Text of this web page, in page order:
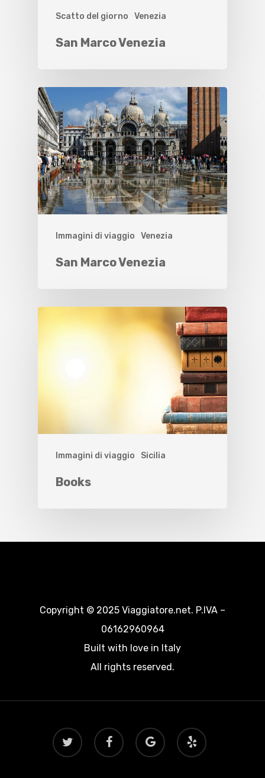
Scatto del giorno Venezia
San Marco Venezia
Immagini di viaggio Venezia
San Marco Venezia
Immagini di viaggio Sicilia
Books
Copyright © 2025 Viaggiatore.net. P.IVA –
06162960964
Built with love in Italy
All rights reserved.
twitter facebook
google-
plus
yelp